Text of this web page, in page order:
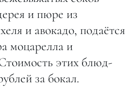
и пюре из
и авокадо, подаётся
моцарелла и
этих блюд-
за бокал.